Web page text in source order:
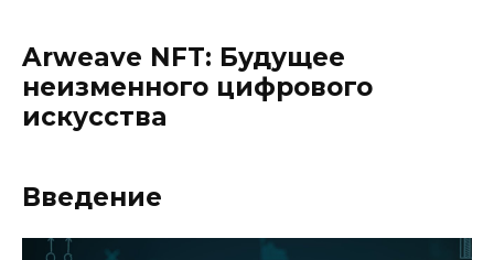
Arweave NFT: Будущее
неизменного цифрового
искусства
Введение